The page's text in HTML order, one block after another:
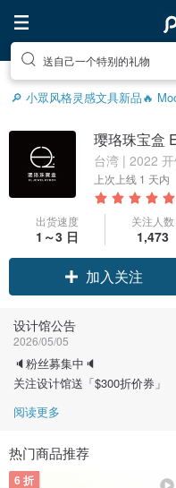
前往打造疗愈的放松生活
🔎 小眾风格灵感文具新品🔥
璎珞珠宝盒
台湾 | 2022
上次上线 1 天内
出货速度
1～3 日
关注人数
1,473
领优惠券
设计馆公告
2026/05/05
🔈粉丝募集中🔈
关注设计馆送「$300折价券」
阅读更多
热门商品推荐
6 折